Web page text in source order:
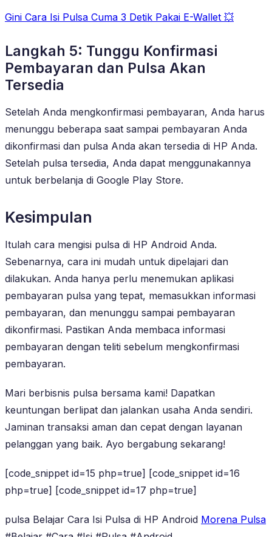
Gini Cara Isi Pulsa Cuma 3 Detik Pakai E-Wallet 💥
Langkah 5: Tunggu Konfirmasi
Pembayaran dan Pulsa Akan
Tersedia
Setelah Anda mengkonfirmasi pembayaran, Anda harus
menunggu beberapa saat sampai pembayaran Anda
dikonfirmasi dan pulsa Anda akan tersedia di HP Anda.
Setelah pulsa tersedia, Anda dapat menggunakannya
untuk berbelanja di Google Play Store.
Kesimpulan
Itulah cara mengisi pulsa di HP Android Anda.
Sebenarnya, cara ini mudah untuk dipelajari dan
dilakukan. Anda hanya perlu menemukan aplikasi
pembayaran pulsa yang tepat, memasukkan informasi
pembayaran, dan menunggu sampai pembayaran
dikonfirmasi. Pastikan Anda membaca informasi
pembayaran dengan teliti sebelum mengkonfirmasi
pembayaran.
Mari berbisnis pulsa bersama kami! Dapatkan
keuntungan berlipat dan jalankan usaha Anda sendiri.
Jaminan transaksi aman dan cepat dengan layanan
pelanggan yang baik. Ayo bergabung sekarang!
[code_snippet id=15 php=true] [code_snippet id=16
php=true] [code_snippet id=17 php=true]
pulsa Belajar Cara Isi Pulsa di HP Android Morena Pulsa